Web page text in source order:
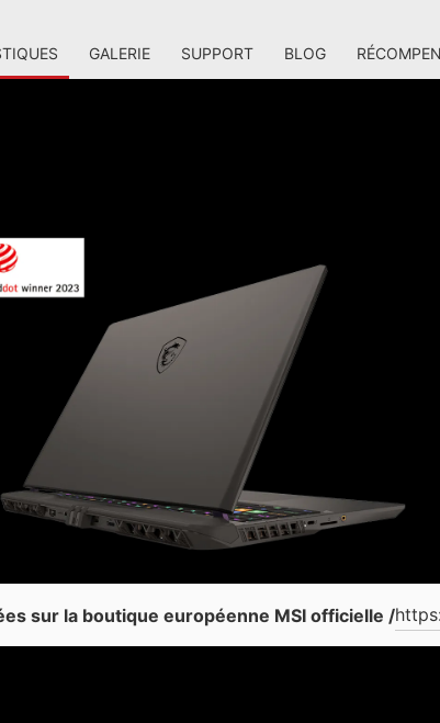
GALERIE SUPPORT BLOG
sur la boutique européenne MSI officielle /